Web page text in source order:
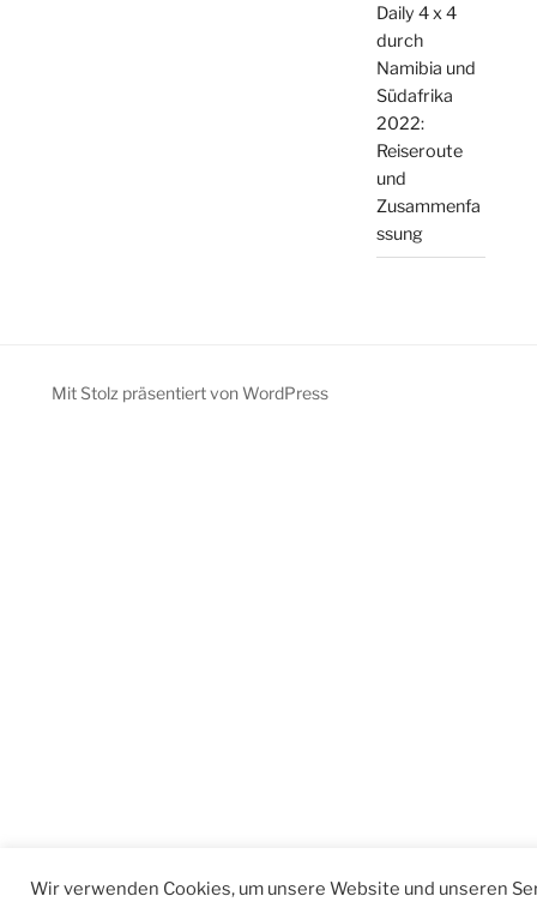
Daily 4 x 4
durch
Namibia und
Südafrika
2022:
Reiseroute
und
Zusammenfa
ssung
Mit Stolz präsentiert von WordPress
Wir verwenden Cookies, um unsere Website und unseren